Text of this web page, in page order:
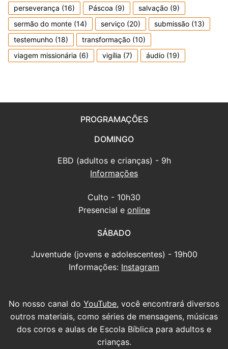
perseverança (16) Páscoa (9) salvação (9)
sermão do monte (14) serviço (20) submissão (13)
testemunho (18) transformação (10)
viagem missionária (6) vigília (7) áudio (19)
PROGRAMAÇÕES
DOMINGO
EBD (adultos e crianças) - 9h
Informações
Culto - 10h30
Presencial e online
SÁBADO
Juventude (jovens e adolescentes) - 19h00
Informações: Instagram
No nosso canal do YouTube, você encontrará diversos
outros materiais, como séries de mensagens, músicas
dos coros e aulas de Escola Bíblica para adultos e
crianças.